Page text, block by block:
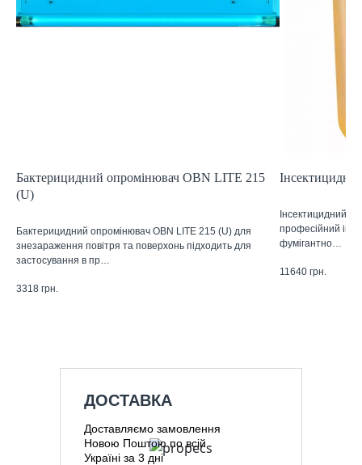
Бактерицидний опромінювач OBN LITE 215
(U)
Бактерицидний опромінювач OBN LITE 215 (U) для
знезараження повітря та поверхонь підходить для
застосування в пр…
3318 грн.
Інсектицидний
професійний
фумігантно…
11640 грн.
ДОСТАВКА
Доставляємо замовлення
Новою Поштою по всій
Україні за 3 дні